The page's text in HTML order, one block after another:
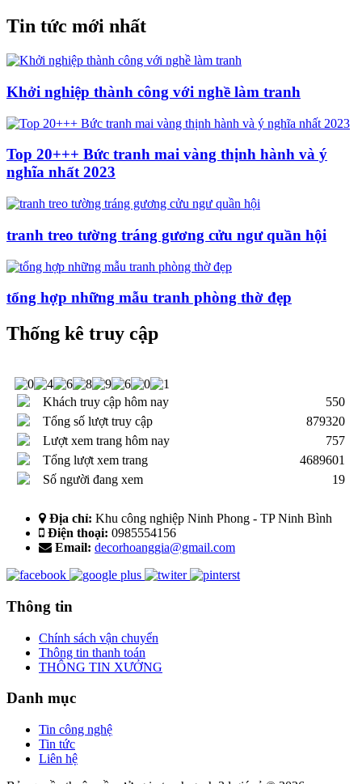
Tin tức mới nhất
Khởi nghiệp thành công với nghề làm tranh
Top 20+++ Bức tranh mai vàng thịnh hành và ý
nghĩa nhất 2023
tranh treo tường tráng gương cửu ngư quần hội
tổng hợp những mẫu tranh phòng thờ đẹp
Thống kê truy cập
Khách truy cập hôm nay
550
Tổng số lượt truy cập
879320
Lượt xem trang hôm nay
757
Tổng lượt xem trang
4689601
Số người đang xem
19
Địa chỉ: Khu công nghiệp Ninh Phong - TP Ninh Bình
Điện thoại: 0985554156
Email: decorhoanggia@gmail.com
Thông tin
Chính sách vận chuyển
Thông tin thanh toán
THÔNG TIN XƯỞNG
Danh mục
Tin công nghệ
Tin tức
Liên hệ